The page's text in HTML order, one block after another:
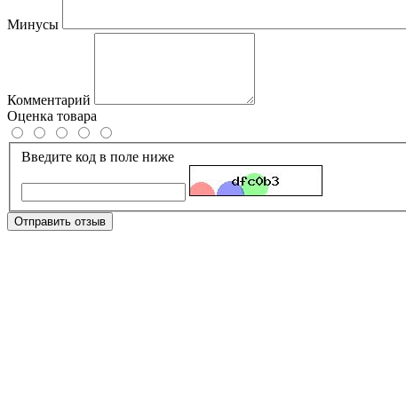
Минусы
Комментарий
Оценка товара
Введите код в поле ниже
Отправить отзыв